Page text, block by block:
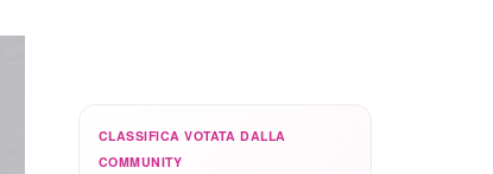
CLASSIFICA VOTATA DALLA
COMMUNITY